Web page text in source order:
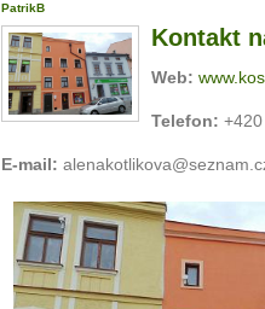
PatrikB
Kontakt
Web:
Telefon:
E-mail: